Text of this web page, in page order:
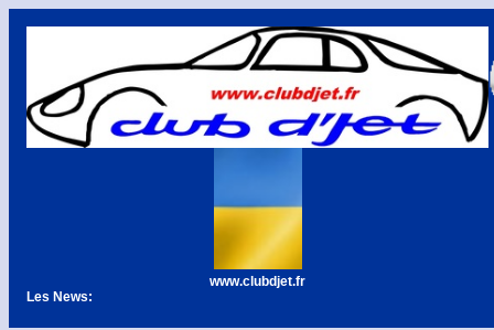
www.clubdjet.fr
Les News: